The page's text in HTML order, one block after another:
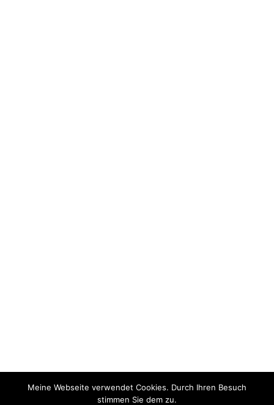
Meine Webseite verwendet Cookies. Durch Ihren Besuch
stimmen Sie dem zu.